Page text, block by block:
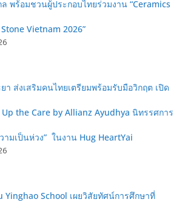
พร้อมชวนผู้ประกอบไทยร่วมงาน “Ceramics
Vietnam 2026”
า ส่งเสริมคนไทยเตรียมพร้อมรับมือวิกฤต เปิด
Up the Care by Allianz Ayudhya นิทรรศการ
ามเป็นห่วง” ในงาน Hug HeartYai
Yinghao School เผยวิสัยทัศน์การศึกษาที่